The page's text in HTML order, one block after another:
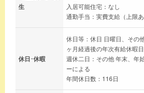
生
入居可能住宅：なし
通勤手当：実費支給（上限
休日･休暇
休日等：休日 日曜日、その
ヶ月経過後の年次有給休暇
週休二日：その他 年末、年
ーによる
年間休日数：116日